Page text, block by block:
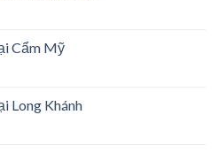
Cẩm Mỹ
Long Khánh